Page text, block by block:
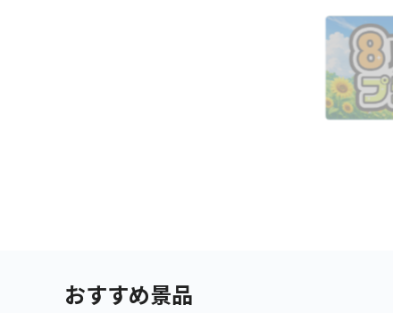
おすすめ景品